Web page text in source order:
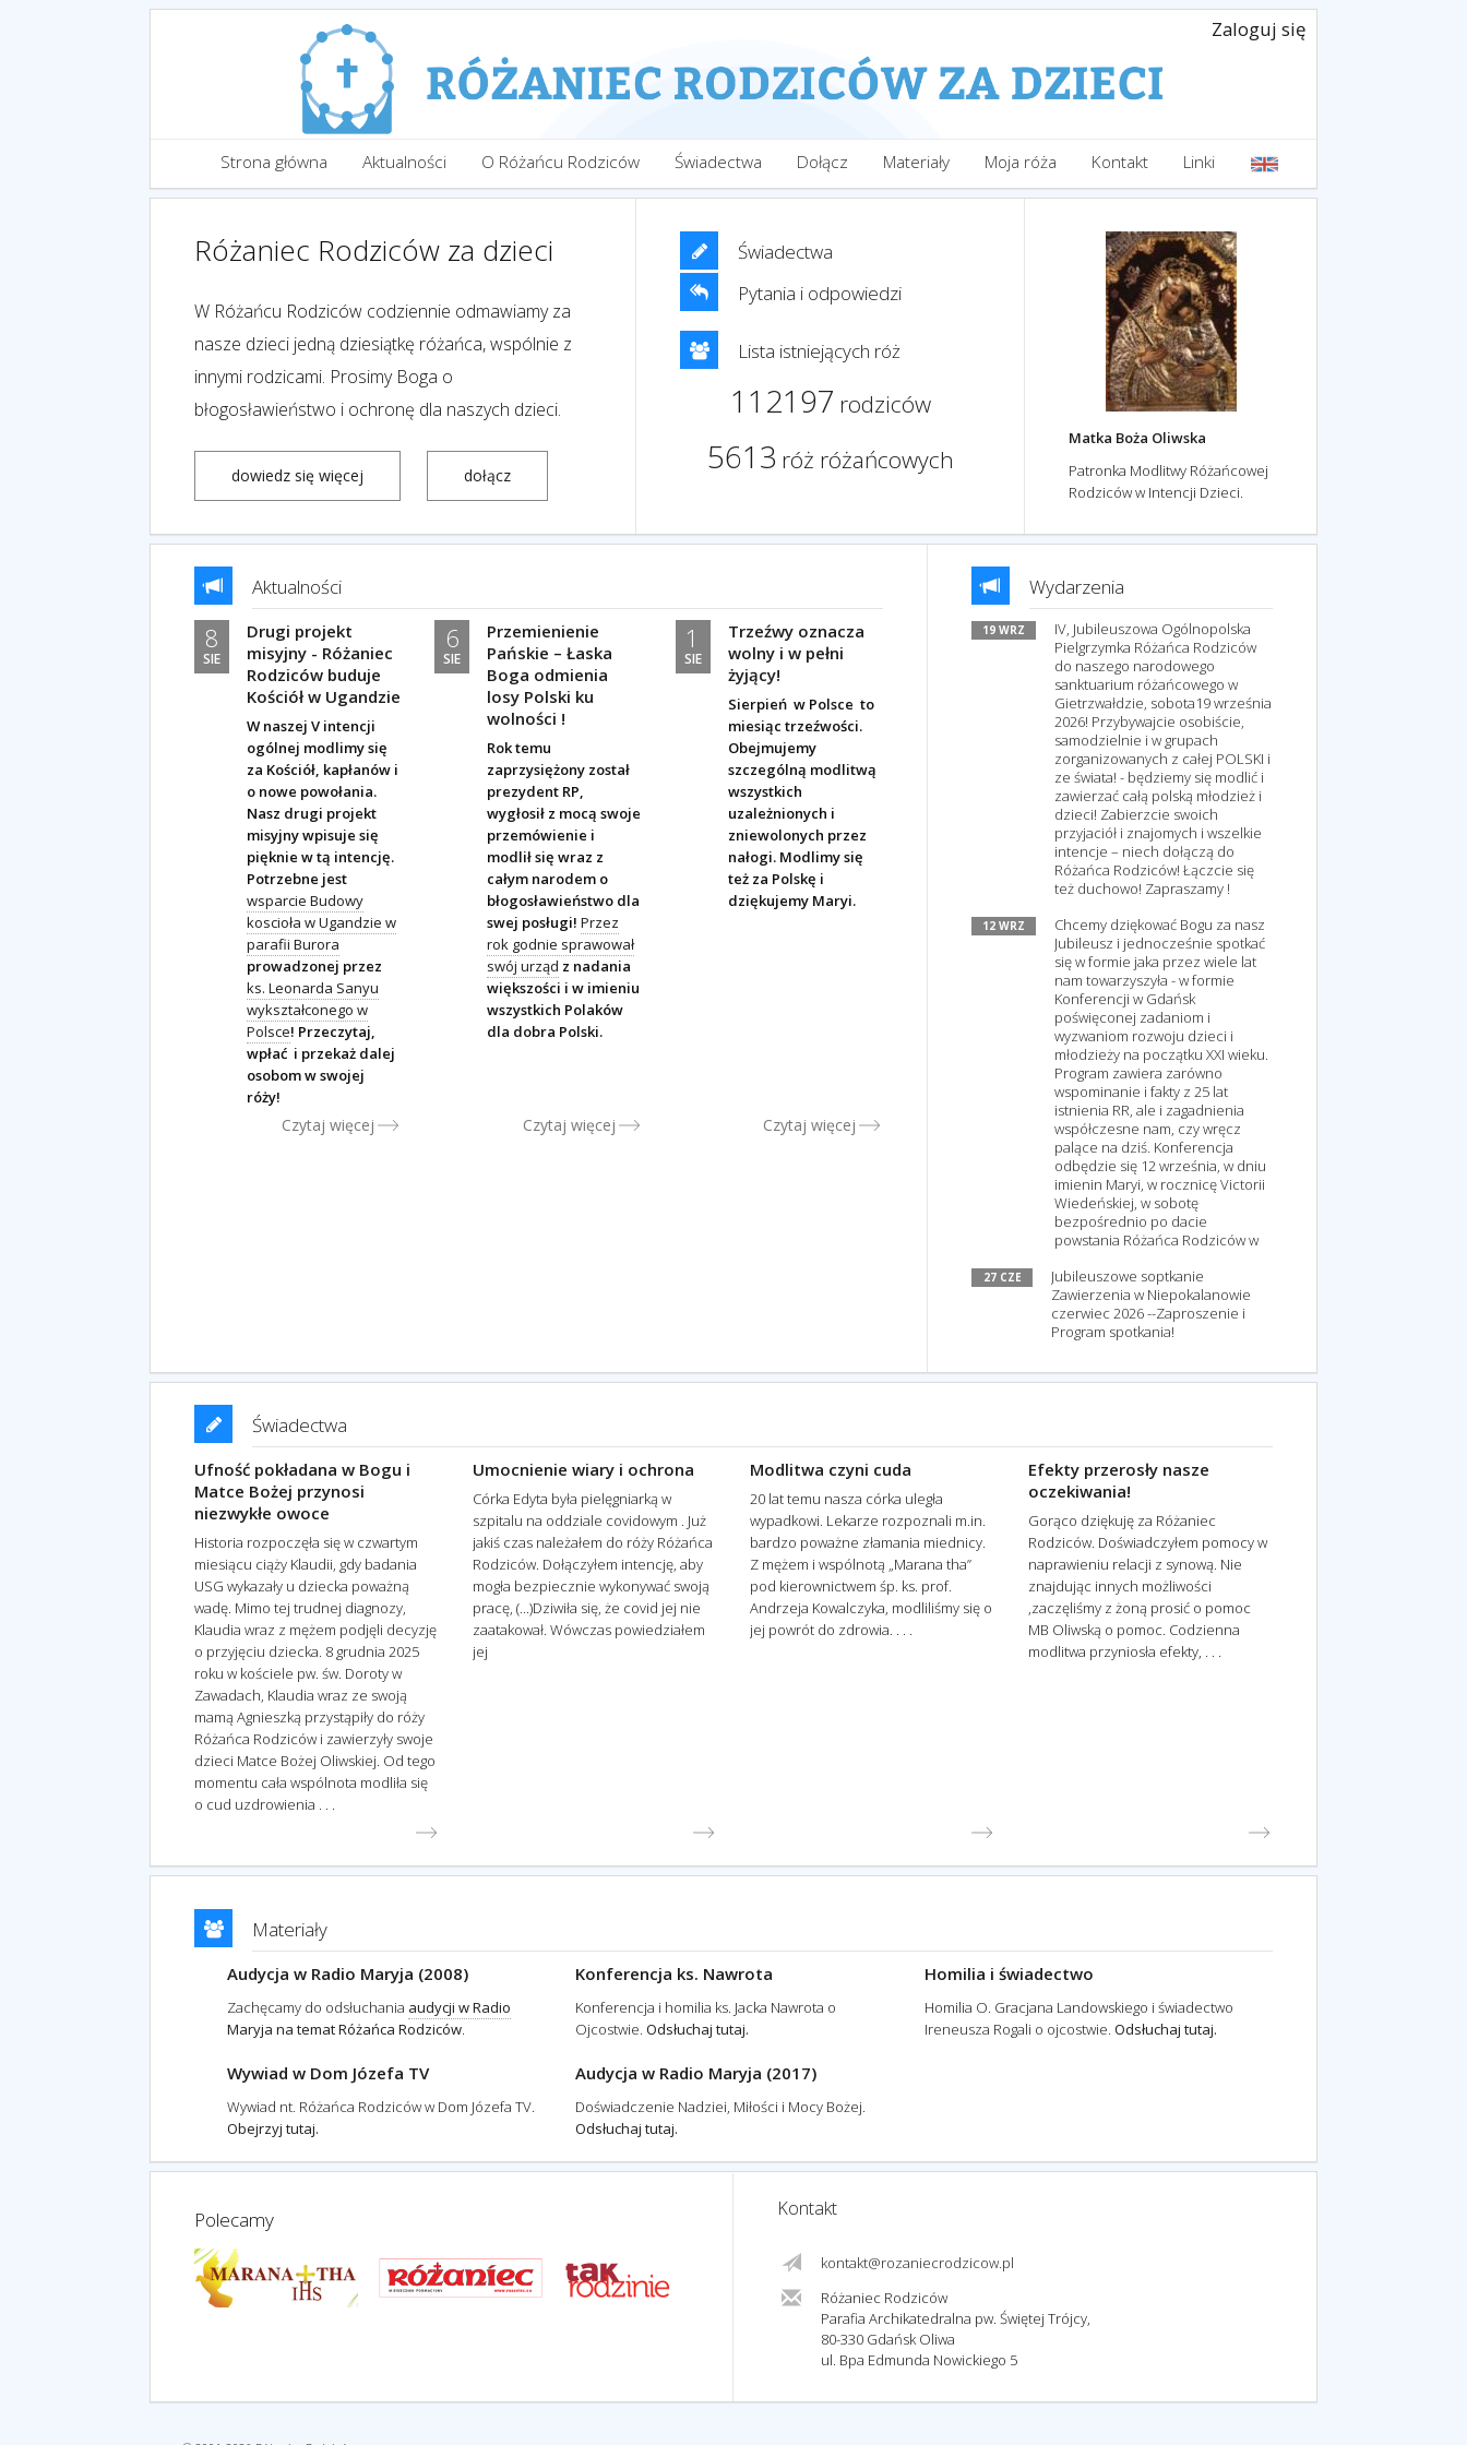
Zaloguj się
Strona główna Aktualności O Różańcu Rodziców Świadectwa Dołącz Materiały Moja róża Kontakt Linki
Różaniec Rodziców za dzieci
W Różańcu Rodziców codziennie odmawiamy za
nasze dzieci jedną dziesiątkę różańca, wspólnie z
innymi rodzicami. Prosimy Boga o
błogosławieństwo i ochronę dla naszych dzieci.
dowiedz się więcej dołącz
Świadectwa
Pytania i odpowiedzi
Lista istniejących róż
112197 rodziców
5613 róż różańcowych
Matka Boża Oliwska
Patronka Modlitwy Różańcowej
Rodziców w Intencji Dzieci.
Aktualności
8
SIE
Drugi projekt
misyjny - Różaniec
Rodziców buduje
Kościół w Ugandzie
W naszej V intencji
ogólnej modlimy się
za Kościół, kapłanów i
o nowe powołania.
Nasz drugi projekt
misyjny wpisuje się
pięknie w tą intencję.
Potrzebne jest
wsparcie Budowy
koscioła w Ugandzie w
parafii Burora
prowadzonej przez
ks. Leonarda Sanyu
wykształconego w
Polsce! Przeczytaj,
wpłać i przekaż dalej
osobom w swojej
róży!
Czytaj więcej
6
SIE
Przemienienie
Pańskie – Łaska
Boga odmienia
losy Polski ku
wolności !
Rok temu
zaprzysiężony został
prezydent RP,
wygłosił z mocą swoje
przemówienie i
modlił się wraz z
całym narodem o
błogosławieństwo dla
swej posługi!Przez
rok godnie sprawował
swój urząd z nadania
większości i w imieniu
wszystkich Polaków
dla dobra Polski.
Czytaj więcej
1
SIE
Trzeźwy oznacza
wolny i w pełni
żyjący!
Sierpień w Polsce to
miesiąc trzeźwości.
Obejmujemy
szczególną modlitwą
wszystkich
uzależnionych i
zniewolonych przez
nałogi. Modlimy się
też za Polskę i
dziękujemy Maryi.
Czytaj więcej
Wydarzenia
19 WRZ
IV, Jubileuszowa Ogólnopolska
Pielgrzymka Różańca Rodziców
do naszego narodowego
sanktuarium różańcowego w
Gietrzwałdzie, sobota19 września
2026! Przybywajcie osobiście,
samodzielnie i w grupach
zorganizowanych z całej POLSKI i
ze świata! - będziemy się modlić i
zawierzać całą polską młodzież i
dzieci! Zabierzcie swoich
przyjaciół i znajomych i wszelkie
intencje – niech dołączą do
Różańca Rodziców! Łączcie się
też duchowo! Zapraszamy !
12 WRZ
Chcemy dziękować Bogu za nasz
Jubileusz i jednocześnie spotkać
się w formie jaka przez wiele lat
nam towarzyszyła - w formie
Konferencji w Gdańsk
poświęconej zadaniom i
wyzwaniom rozwoju dzieci i
młodzieży na początku XXI wieku.
Program zawiera zarówno
wspominanie i fakty z 25 lat
istnienia RR, ale i zagadnienia
współczesne nam, czy wręcz
palące na dziś. Konferencja
odbędzie się 12 września, w dniu
imienin Maryi, w rocznicę Victorii
Wiedeńskiej, w sobotę
bezpośrednio po dacie
powstania Różańca Rodziców w
27 CZE
Jubileuszowe soptkanie
Zawierzenia w Niepokalanowie
czerwiec 2026 --Zaproszenie i
Program spotkania!
Świadectwa
Ufność pokładana w Bogu i
Matce Bożej przynosi
niezwykłe owoce
Historia rozpoczęła się w czwartym
miesiącu ciąży Klaudii, gdy badania
USG wykazały u dziecka poważną
wadę. Mimo tej trudnej diagnozy,
Klaudia wraz z mężem podjęli decyzję
o przyjęciu dziecka. 8 grudnia 2025
roku w kościele pw. św. Doroty w
Zawadach, Klaudia wraz ze swoją
mamą Agnieszką przystąpiły do róży
Różańca Rodziców i zawierzyły swoje
dzieci Matce Bożej Oliwskiej. Od tego
momentu cała wspólnota modliła się
o cud uzdrowienia . . .
Umocnienie wiary i ochrona
Córka Edyta była pielęgniarką w
szpitalu na oddziale covidowym . Już
jakiś czas należałem do róży Różańca
Rodziców. Dołączyłem intencję, aby
mogła bezpiecznie wykonywać swoją
pracę, (...)Dziwiła się, że covid jej nie
zaatakował. Wówczas powiedziałem
jej
Modlitwa czyni cuda
20 lat temu nasza córka uległa
wypadkowi. Lekarze rozpoznali m.in.
bardzo poważne złamania miednicy.
Z mężem i wspólnotą „Marana tha”
pod kierownictwem śp. ks. prof.
Andrzeja Kowalczyka, modliliśmy się o
jej powrót do zdrowia. . . .
Efekty przerosły nasze
oczekiwania!
Gorąco dziękuję za Różaniec
Rodziców. Doświadczyłem pomocy w
naprawieniu relacji z synową. Nie
znajdując innych możliwości
,zaczęliśmy z żoną prosić o pomoc
MB Oliwską o pomoc. Codzienna
modlitwa przyniosła efekty, . . .
Materiały
Audycja w Radio Maryja (2008)
Zachęcamy do odsłuchania audycji w Radio
Maryja na temat Różańca Rodziców.
Konferencja ks. Nawrota
Konferencja i homilia ks. Jacka Nawrota o
Ojcostwie.Odsłuchaj tutaj.
Homilia i świadectwo
Homilia O. Gracjana Landowskiego i świadectwo
Ireneusza Rogali o ojcostwie. Odsłuchaj tutaj.
Wywiad w Dom Józefa TV
Wywiad nt. Różańca Rodziców w Dom Józefa TV.
Obejrzyj tutaj.
Audycja w Radio Maryja (2017)
Doświadczenie Nadziei, Miłości i Mocy Bożej.
Odsłuchaj tutaj.
Polecamy Kontakt
kontakt@rozaniecrodzicow.pl
Różaniec Rodziców
Parafia Archikatedralna pw. Świętej Trójcy,
80-330 Gdańsk Oliwa
ul. Bpa Edmunda Nowickiego 5